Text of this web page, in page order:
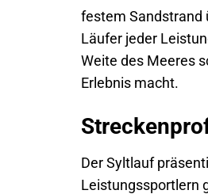
festem Sandstrand
Läufer jeder
Weite des Meeres
Erlebnis macht.
Der Syltlauf
Leistungssportlern